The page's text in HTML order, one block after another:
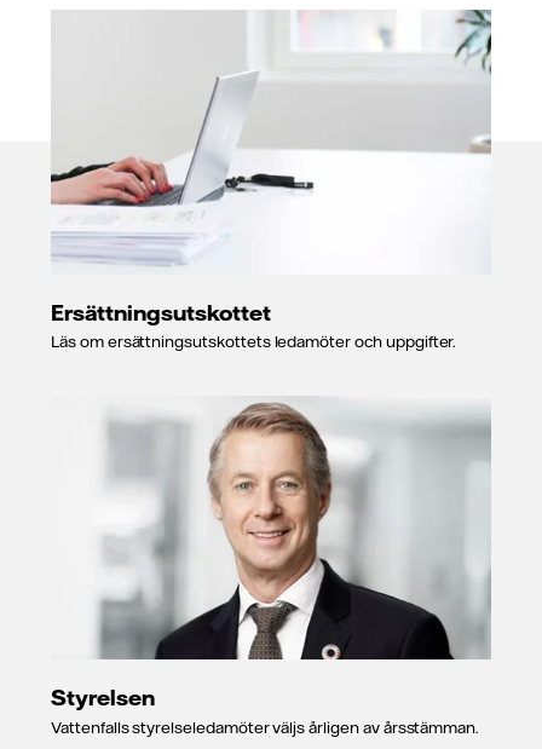
Ersättningsutskottet
Läs om ersättningsutskottets ledamöter och uppgifter.
Styrelsen
Vattenfalls styrelseledamöter väljs årligen av årsstämman.